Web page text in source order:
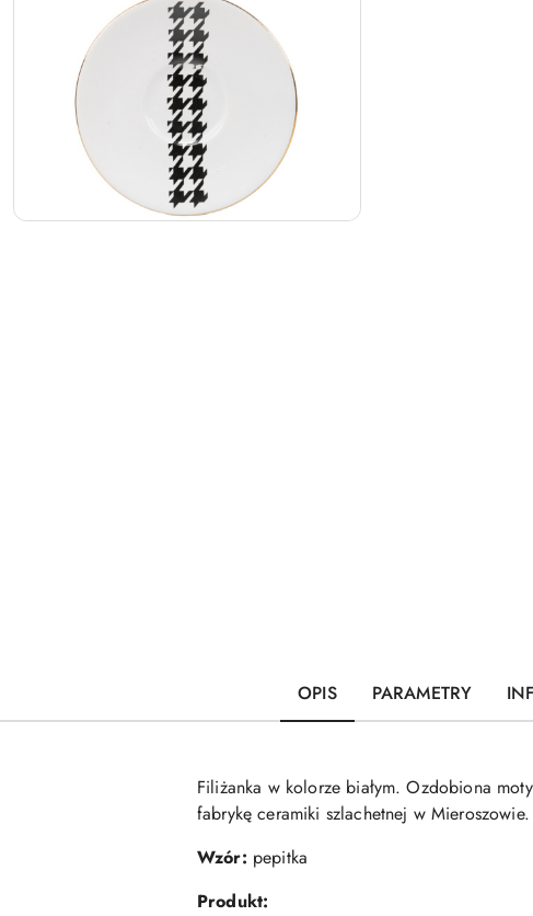
OPIS PARAMETRY
Filiżanka w kolorze białym. Ozdobiona
fabrykę ceramiki szlachetnej w
Wzór: pepitka
Produkt: